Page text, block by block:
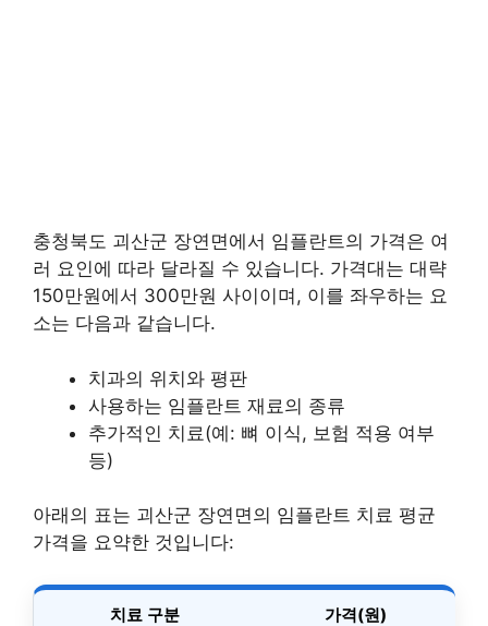
충청북도 괴산군 장연면에서 임플란트의 가격은 여
러 요인에 따라 달라질 수 있습니다. 가격대는 대략
150만원에서 300만원 사이이며, 이를 좌우하는 요
소는 다음과 같습니다.
치과의 위치와 평판
사용하는 임플란트 재료의 종류
추가적인 치료(예: 뼈 이식, 보험 적용 여부
등)
아래의 표는 괴산군 장연면의 임플란트 치료 평균
가격을 요약한 것입니다:
치료 구분 가격(원)